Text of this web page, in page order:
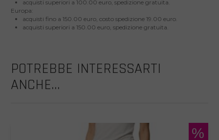
acquisti superiori a 100.00 euro, spedizione gratuita.
Europa:
acquisti fino a 150.00 euro, costo spedizione 19.00 euro.
acquisti superiori a 150.00 euro, spedizione gratuita.
POTREBBE INTERESSARTI
ANCHE...
%